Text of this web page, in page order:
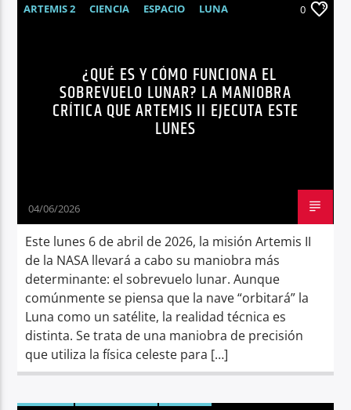
ARTEMIS 2 CIENCIA ESPACIO
LUNA
0
¿QUÉ ES Y CÓMO FUNCIONA EL
SOBREVUELO LUNAR? LA MANIOBRA
CRÍTICA QUE ARTEMIS II EJECUTA ESTE
LUNES
04/06/2026
Este lunes 6 de abril de 2026, la misión Artemis II
de la NASA llevará a cabo su maniobra más
determinante: el sobrevuelo lunar. Aunque
comúnmente se piensa que la nave “orbitará” la
Luna como un satélite, la realidad técnica es
distinta. Se trata de una maniobra de precisión
que utiliza la física celeste para […]